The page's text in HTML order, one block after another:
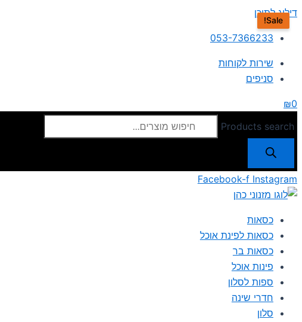
דילוג לתוכן
053-7366233
שירות לקוחות
סניפים
₪0
Products search
Facebook-f Instagram
כסאות
כסאות לפינת אוכל
כסאות בר
פינות אוכל
ספות לסלון
חדרי שינה
סלון
Sale!